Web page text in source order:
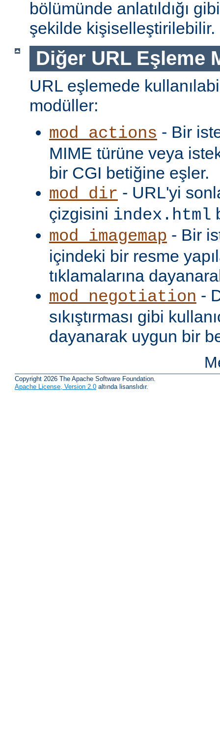
bölümünde anlatıldığı
şekilde kişiselleştirilebilir.
Diğer URL Eşleme
URL eşlemede
modüller:
mod_actions - Bir
MIME türüne veya
bir CGI betiğine eşler.
mod_dir - URL'yi
çizgisini index.html
mod_imagemap - Bir
içindeki bir resme
tıklamalarına
mod_negotiation -
sıkıştırması gibi
dayanarak uygun bir
Copyright 2026 The Apache Software Foundation.
Apache License, Version 2.0 altında lisanslıdır.